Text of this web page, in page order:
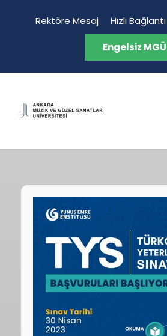
Rektöre Mesaj Hızlı Bağlantı
Engelsiz MGÜ